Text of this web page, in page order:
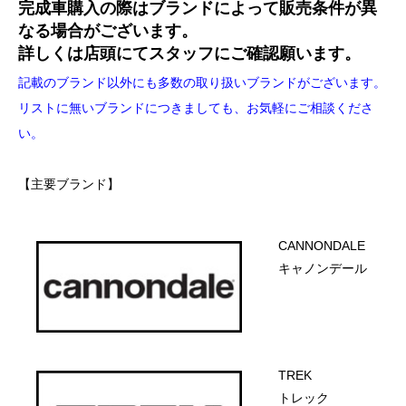
完成車購入の際はブランドによって販売条件が異
なる場合がございます。
詳しくは店頭にてスタッフにご確認願います。
記載のブランド以外にも多数の取り扱いブランドがございます。
リストに無いブランドにつきましても
、お気軽にご相談くださ
い。
【主要ブランド】
CANNONDALE
キャノンデール
TREK
トレック